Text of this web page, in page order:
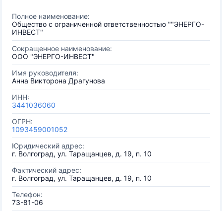
Полное наименование:
Общество с ограниченной ответственностью ""ЭНЕРГО-
ИНВЕСТ"
Сокращенное наименование:
ООО "ЭНЕРГО-ИНВЕСТ"
Имя руководителя:
Анна Викторона Драгунова
ИНН:
3441036060
ОГРН:
1093459001052
Юридический адрес:
г. Волгоград, ул. Таращанцев, д. 19, п. 10
Фактический адрес:
г. Волгоград, ул. Таращанцев, д. 19, п. 10
Телефон:
73-81-06